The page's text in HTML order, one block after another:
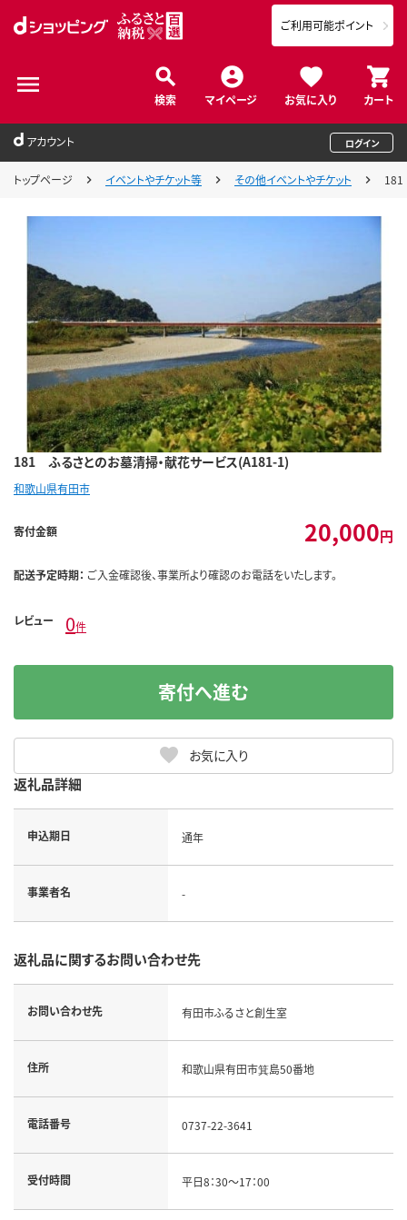
検索 マイページ お気に入り カート
ご利用可能ポイント
アカウント ログイン
トップページ イベントやチケット等 その他イベントやチケット 181
181 ふるさとのお墓清掃・献花サービス(A181-1)
和歌山県有田市
寄付金額 20,000円
配送予定時期： ご入金確認後、事業所より確認のお電話をいたします。
レビュー 0件
お気に入り
寄付へ進む
返礼品詳細
申込期日 通年
事業者名 -
返礼品に関するお問い合わせ先
お問い合わせ先 有田市ふるさと創生室
住所 和歌山県有田市箕島50番地
電話番号 0737-22-3641
受付時間 平日8：30～17：00